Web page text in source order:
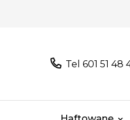
Tel 601 51 48